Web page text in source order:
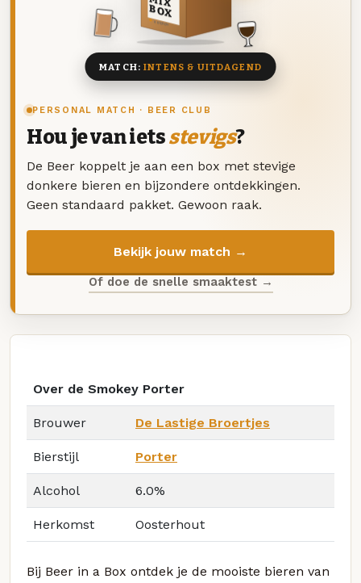
PERSONAL MATCH · BEER CLUB
Hou je van ietsstevigs?
De Beer koppelt je aan een box met stevige
donkere bieren en bijzondere ontdekkingen.
Geen standaard pakket. Gewoon raak.
Bekijk jouw match →
Of doe de snelle smaaktest →
BOX
8 BIEREN
MATCH:INTENS & UITDAGEND
Over de Smokey Porter
Brouwer De Lastige Broertjes
Bierstijl Porter
Alcohol 6.0%
Herkomst Oosterhout
Bij Beer in a Box ontdek je de mooiste bieren van